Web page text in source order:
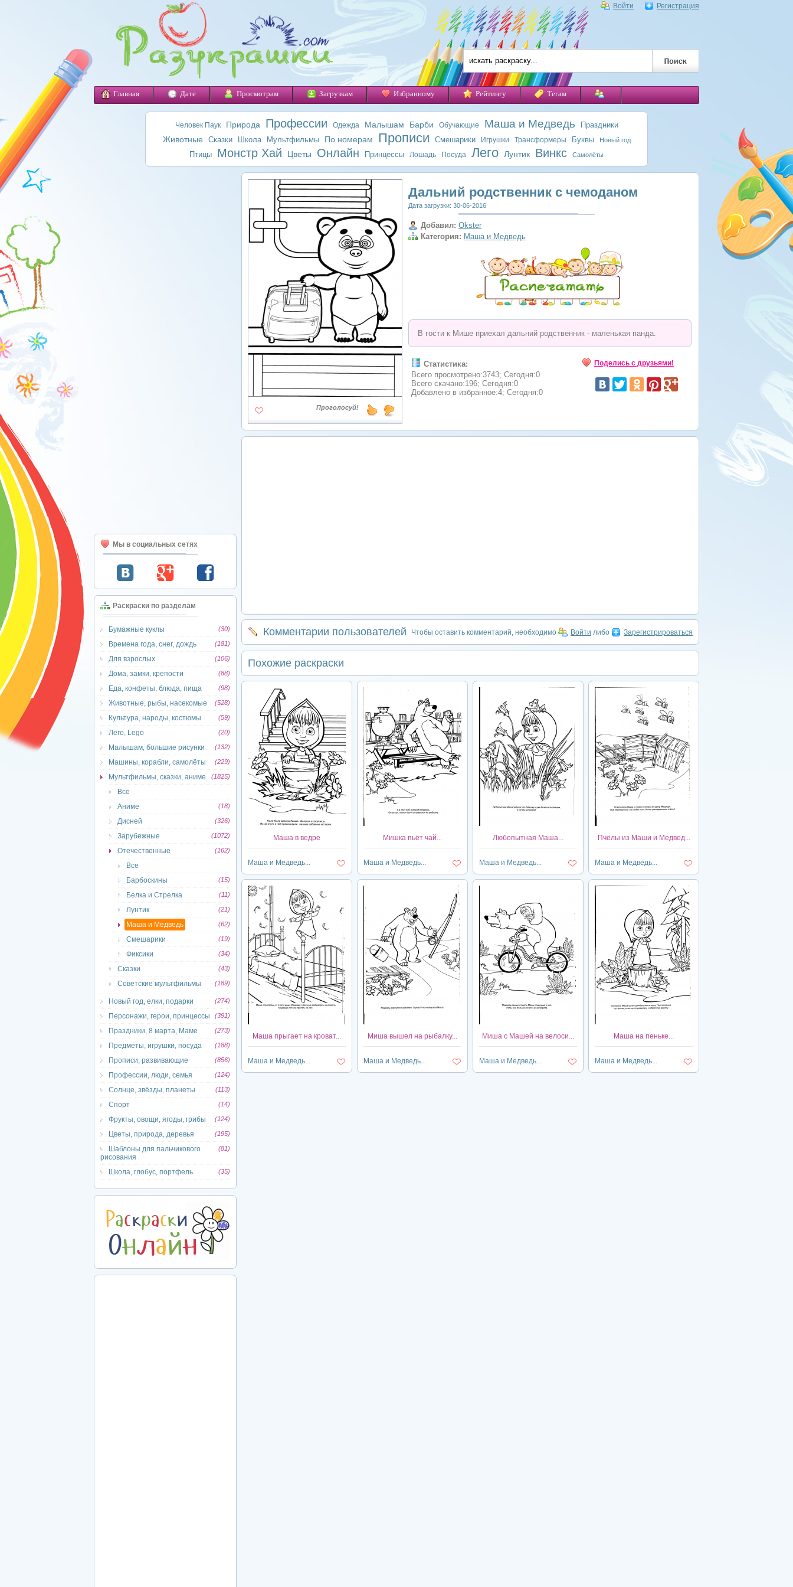
Войти Регистрация
Главная Дате Просмотрам Загрузкам Избранному Рейтингу Тегам
Человек Паук Природа Профессии Одежда Малышам Барби Обучающие Маша и Медведь Праздники
Животные Сказки Школа Мультфильмы По номерам Прописи Смешарики Игрушки Трансформеры Буквы Новый год
Птицы Монстр Хай Цветы Онлайн Принцессы Лошадь Посуда Лего Лунтик Винкс Самолёты
Мы в социальных сетях
Раскраски по разделам
Бумажные куклы (30)
Времена года, снег, дождь (181)
Для взрослых (106)
Дома, замки, крепости (88)
Еда, конфеты, блюда, пища (98)
Животные, рыбы, насекомые (528)
Культура, народы, костюмы (59)
Лего, Lego (20)
Малышам, большие рисунки (132)
Машины, корабли, самолёты (229)
Мультфильмы, сказки, аниме (1825)
Все
Аниме
(18)
Дисней (326)
Зарубежные (1072)
Отечественные (162)
Все
Барбоскины
(15)
Белка и Стрелка (11)
Лунтик (21)
Маша и Медведь (62)
Смешарики (19)
Фиксики (34)
Сказки (43)
Советские мультфильмы (189)
Новый год, елки, подарки (274)
Персонажи, герои, принцессы (391)
Праздники, 8 марта, Маме (273)
Предметы, игрушки, посуда (188)
Прописи, развивающие (856)
Профессии, люди, семья (124)
Солнце, звёзды, планеты (113)
Спорт (14)
Фрукты, овощи, ягоды, грибы (124)
Цветы, природа, деревья (195)
Шаблоны для пальчикового
рисования
(81)
Школа, глобус, портфель (35)
Проголосуй!
Дальний родственник с чемоданом
Дата загрузки: 30-06-2016
Добавил: Okster
Категория: Маша и Медведь
В гости к Мише приехал дальний родственник - маленькая панда.
Статистика:
Всего просмотрено:3743; Сегодня:0
Всего скачано:196; Сегодня:0
Добавлено в избранное:4; Сегодня:0
Поделись с друзьями!
Комментарии пользователей Чтобы оставить комментарий, необходимо Войти либо Зарегистрироваться
Похожие раскраски
Маша в ведре
Маша и Медведь...
Мишка пьёт чай...
Маша и Медведь...
Любопытная Маша...
Маша и Медведь...
Пчёлы из Маши и Медвед...
Маша и Медведь...
Маша прыгает на кроват...
Маша и Медведь...
Миша вышел на рыбалку...
Маша и Медведь...
Миша с Машей на велоси...
Маша и Медведь...
Маша на пеньке...
Маша и Медведь...